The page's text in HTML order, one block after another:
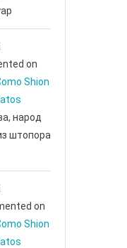
on
Shion
народ
штопора
on
Shion